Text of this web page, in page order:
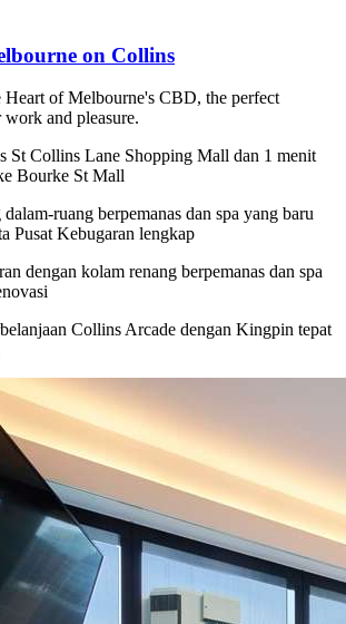
on Collins
Heart of Melbourne's CBD, the perfect
and pleasure.
St Collins Lane Shopping Mall dan 1 menit
Bourke St Mall
ruang berpemanas dan spa yang baru
Pusat Kebugaran lengkap
dengan kolam renang berpemanas dan spa
Collins Arcade dengan Kingpin tepat